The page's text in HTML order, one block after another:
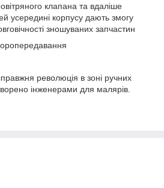
клапана та вдаліше
усередині корпусу дають змогу
зношуваних запчастин
революція в зоні ручних
інженерами для малярів.